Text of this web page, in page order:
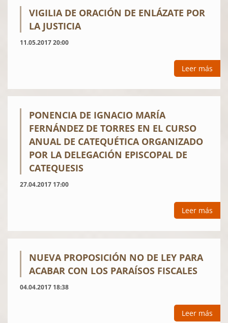
VIGILIA DE ORACIÓN DE ENLÁZATE POR
LA JUSTICIA
11.05.2017 20:00
Leer más
PONENCIA DE IGNACIO MARÍA
FERNÁNDEZ DE TORRES EN EL CURSO
ANUAL DE CATEQUÉTICA ORGANIZADO
POR LA DELEGACIÓN EPISCOPAL DE
CATEQUESIS
27.04.2017 17:00
Leer más
NUEVA PROPOSICIÓN NO DE LEY PARA
ACABAR CON LOS PARAÍSOS FISCALES
04.04.2017 18:38
Leer más